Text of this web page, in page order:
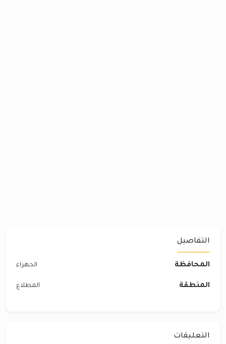
التفاصيل
المحافظة الجهراء
المنطقة المطلاع
التعليقات